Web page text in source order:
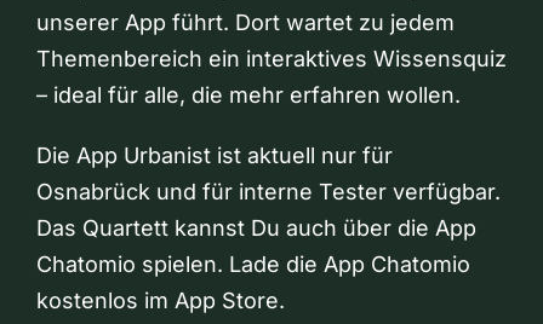
unserer App führt. Dort wartet zu jedem
Themenbereich ein interaktives Wissensquiz
– ideal für alle, die mehr erfahren wollen.
Die App Urbanist ist aktuell nur für
Osnabrück und für interne Tester verfügbar.
Das Quartett kannst Du auch über die App
Chatomio spielen. Lade die App Chatomio
kostenlos im App Store.